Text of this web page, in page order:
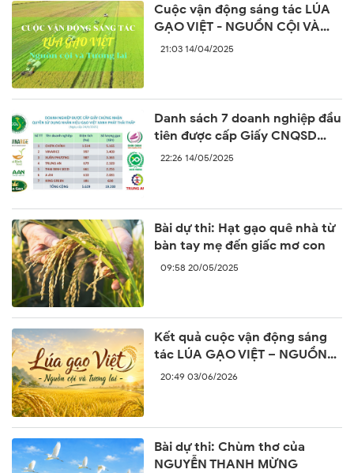
Cuộc vận động sáng tác LÚA
GẠO VIỆT - NGUỒN CỘI VÀ
TƯƠNG LAI
21:03 14/04/2025
Danh sách 7 doanh nghiệp đầu
tiên được cấp Giấy CNQSD
nhãn hiệu “Gạo Việt xanh phát
22:26 14/05/2025
Bài dự thi: Hạt gạo quê nhà từ
bàn tay mẹ đến giấc mơ con
09:58 20/05/2025
Kết quả cuộc vận động sáng
tác LÚA GẠO VIỆT – NGUỒN
CỘI VÀ TƯƠNG LAI
20:49 03/06/2026
Bài dự thi: Chùm thơ của
NGUYỄN THANH MỪNG